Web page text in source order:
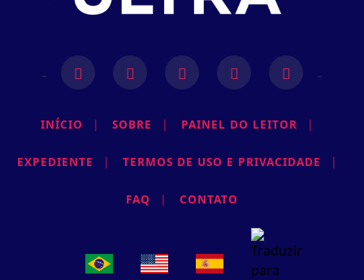
INÍCIO | SOBRE | PAINEL DO LEITOR |
EXPEDIENTE | TERMOS DE USO E PRIVACIDADE |
FAQ | CONTATO